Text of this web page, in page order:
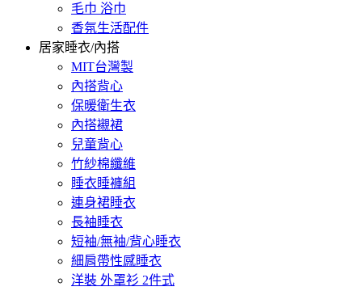
毛巾 浴巾
香氛生活配件
居家睡衣/內搭
MIT台灣製
內搭背心
保暖衛生衣
內搭襯裙
兒童背心
竹紗棉纖維
睡衣睡褲組
連身裙睡衣
長袖睡衣
短袖/無袖/背心睡衣
細肩帶性感睡衣
洋裝 外罩衫 2件式